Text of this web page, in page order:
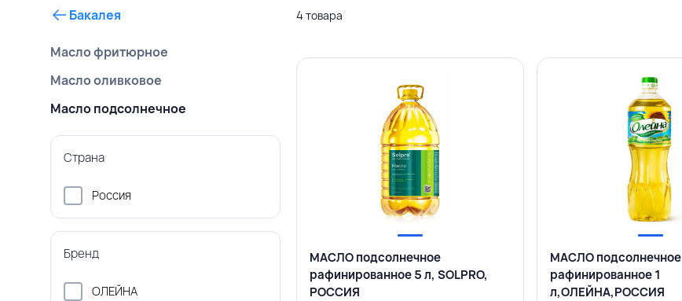
Бакалея
Масло фритюрное
Масло оливковое
Масло подсолнечное
Страна
Россия
Бренд
ОЛЕЙНА
4 товара
МАСЛО подсолнечное
рафинированное 5 л, SOLPRO,
РОССИЯ
МАСЛО подсолнечное
рафинированное 1
л,ОЛЕЙНА,РОССИЯ